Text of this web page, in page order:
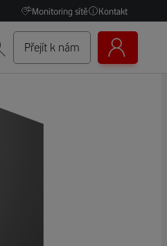
Monitoring sítě Kontakt
Přejít k nám